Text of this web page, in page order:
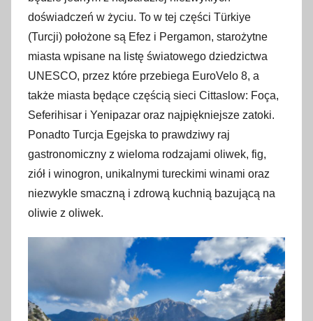
doświadczeń w życiu. To w tej części Türkiye
(Turcji) położone są Efez i Pergamon, starożytne
miasta wpisane na listę światowego dziedzictwa
UNESCO, przez które przebiega EuroVelo 8, a
także miasta będące częścią sieci Cittaslow: Foça,
Seferihisar i Yenipazar oraz najpiękniejsze zatoki.
Ponadto Turcja Egejska to prawdziwy raj
gastronomiczny z wieloma rodzajami oliwek, fig,
ziół i winogron, unikalnymi tureckimi winami oraz
niezwykle smaczną i zdrową kuchnią bazującą na
oliwie z oliwek.